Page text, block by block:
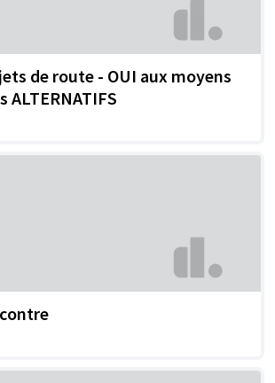
de route - OUI aux moyens
ALTERNATIFS